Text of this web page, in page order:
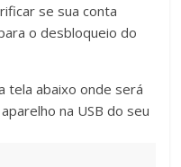
se sua conta
o desbloqueio do
tela abaixo onde será
na USB do seu